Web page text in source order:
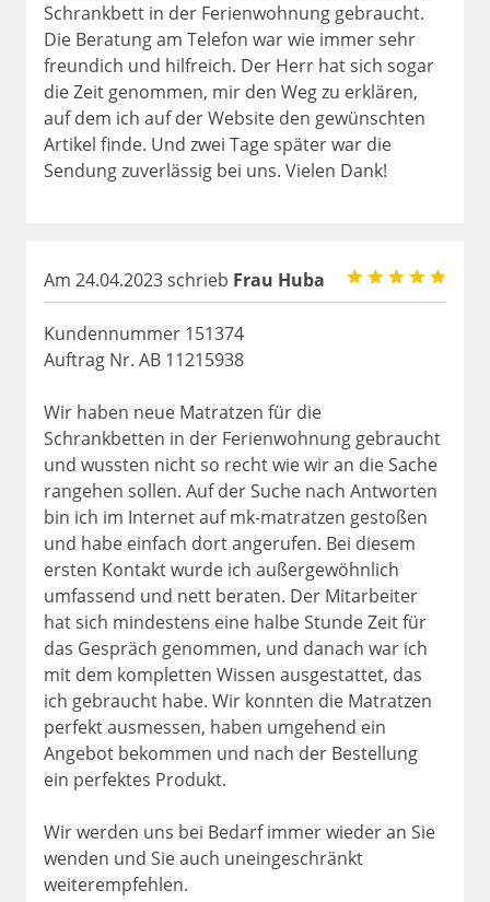
Schrankbett in der Ferienwohnung gebraucht.
Die Beratung am Telefon war wie immer sehr
freundich und hilfreich. Der Herr hat sich sogar
die Zeit genommen, mir den Weg zu erklären,
auf dem ich auf der Website den gewünschten
Artikel finde. Und zwei Tage später war die
Sendung zuverlässig bei uns. Vielen Dank!
Am 24.04.2023 schrieb Frau Huba
Kundennummer 151374
Auftrag Nr. AB 11215938
Wir haben neue Matratzen für die
Schrankbetten in der Ferienwohnung gebraucht
und wussten nicht so recht wie wir an die Sache
rangehen sollen. Auf der Suche nach Antworten
bin ich im Internet auf mk-matratzen gestoßen
und habe einfach dort angerufen. Bei diesem
ersten Kontakt wurde ich außergewöhnlich
umfassend und nett beraten. Der Mitarbeiter
hat sich mindestens eine halbe Stunde Zeit für
das Gespräch genommen, und danach war ich
mit dem kompletten Wissen ausgestattet, das
ich gebraucht habe. Wir konnten die Matratzen
perfekt ausmessen, haben umgehend ein
Angebot bekommen und nach der Bestellung
ein perfektes Produkt.
Wir werden uns bei Bedarf immer wieder an Sie
wenden und Sie auch uneingeschränkt
weiterempfehlen.